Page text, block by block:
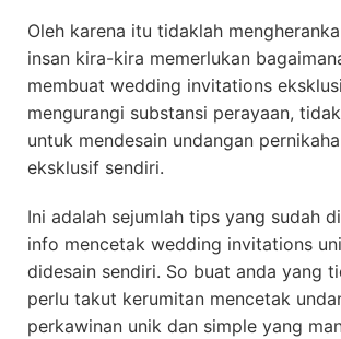
Oleh karena itu tidaklah
insan kira-kira memerlukan
membuat wedding invitations
mengurangi substansi perayaan,
untuk mendesain undangan
eksklusif sendiri.
Ini adalah sejumlah tips yang sudah
info mencetak wedding invitations
didesain sendiri. So buat anda yang
perlu takut kerumitan mencetak
perkawinan unik dan simple yang